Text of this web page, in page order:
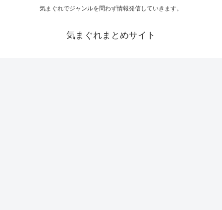
気まぐれでジャンルを問わず情報発信していきます。
気まぐれまとめサイト